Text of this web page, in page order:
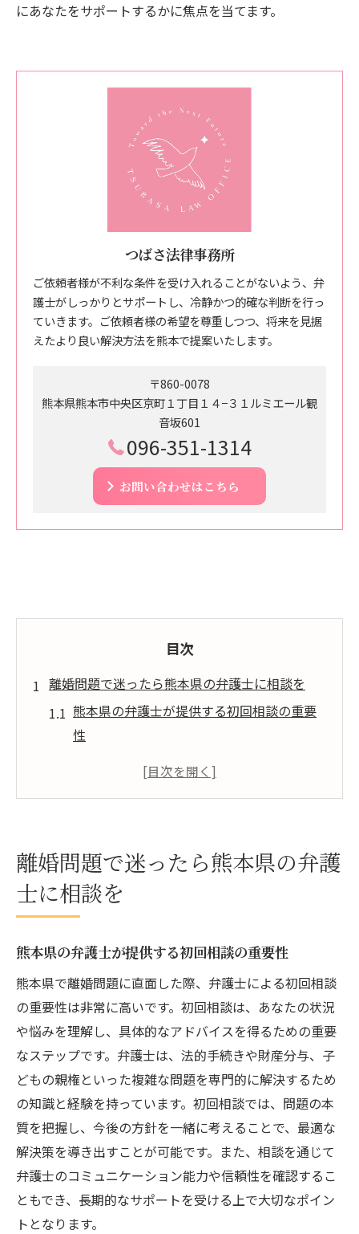
にあなたをサポートするかに焦点を当てます。
つばさ法律事務所
ご依頼者様が不利な条件を受け入れることがないよう、弁
護士がしっかりとサポートし、冷静かつ的確な判断を行っ
ていきます。ご依頼者様の希望を尊重しつつ、将来を見据
えたより良い解決方法を熊本で提案いたします。
〒860-0078
熊本県熊本市中央区京町１丁目１４−３１ルミエール観
音坂601
096-351-1314
お問い合わせはこちら
目次
離婚問題で迷ったら熊本県の弁護士に相談を
熊本県の弁護士が提供する初回相談の重要
性
離婚問題における熊本県の弁護士選びのポ
熊本県の弁護士が提供する心強いサポート
離婚問題解決に向けた熊本県の弁護士の役
割
弁護士がサポートする熊本の離婚手続きの流れ
離婚手続きにおける熊本県の弁護士の支援
熊本の離婚手続きで押さえておくべきポイ
ント
弁護士がサポートする財産分与の流れ
子どもの親権を巡る手続きの流れ
離婚協議書作成における弁護士の役割
熊本の弁護士が提供する調停サポート
熊本県での離婚問題弁護士が提供する具体的サ
ポート内容
弁護士が提供する法律相談の内容
離婚問題で迷ったら熊本県の弁護
士に相談を
熊本県の弁護士が提供する初回相談の重要性
熊本県で離婚問題に直面した際、弁護士による初回相談
の重要性は非常に高いです。初回相談は、あなたの状況
や悩みを理解し、具体的なアドバイスを得るための重要
なステップです。弁護士は、法的手続きや財産分与、子
どもの親権といった複雑な問題を専門的に解決するため
の知識と経験を持っています。初回相談では、問題の本
質を把握し、今後の方針を一緒に考えることで、最適な
解決策を導き出すことが可能です。また、相談を通じて
弁護士のコミュニケーション能力や信頼性を確認するこ
ともでき、長期的なサポートを受ける上で大切なポイン
トとなります。